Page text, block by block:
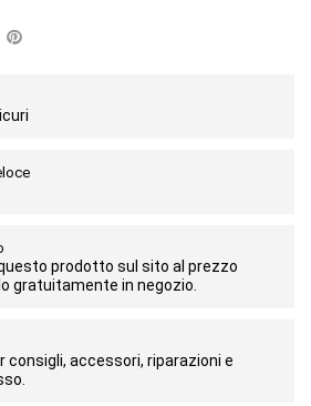
prodotto sul sito al prezzo
gratuitamente in negozio.
consigli, accessori, riparazioni e